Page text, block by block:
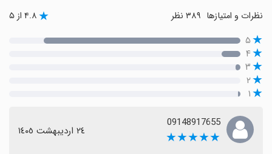
نظرات و امتیازها ۴.۸ از ۵
۵
۴
۳
۲
۱
09148917655
★★★★★ ٢٤ اردیبهشت ١٤٠٥